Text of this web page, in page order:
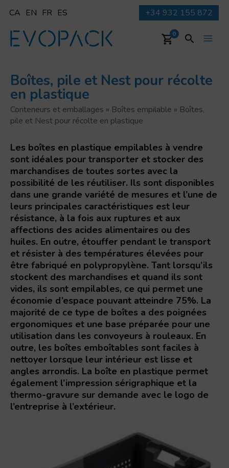
contenu
CA EN FR ES +34 932 155 872
0
Boîtes, pile et Nest pour récolte
en plastique
Conteneurs et emballages » Boîtes empilable » Boîtes,
pile et Nest pour récolte en plastique
Les boîtes en plastique empilables à vendre
sont idéales pour transporter et stocker des
marchandises de toutes sortes avec la
possibilité de les réutiliser. Ils sont disponibles
dans une grande variété de mesures et l’une de
leurs principales caractéristiques est leur
résistance, à la fois aux ruptures et aux
affections des acides alimentaires ou des
huiles. En outre, étouffer pendant le transport
et résister à des températures élevées pour
être fabriqué en polypropylène. Tant lorsqu’ils
stockent des marchandises et quand ils sont
vides, ils sont empilables, ce qui permet une
économie d’espace pouvant atteindre 75%. La
majorité de ce type de boîtes a des poignées
ergonomiques et une base préparée pour une
utilisation dans les convoyeurs à rouleaux. En
outre, les boîtes emboîtables sont faciles à
nettoyer lorsque leur intérieur est lisse et
angles arrondis. La boîte en plastique permet
également l’impression sérigraphique et la
thermo-gravure sur demande avec le logo de
l’entreprise à l’extérieur.